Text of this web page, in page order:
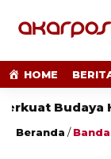
HOME
Hijau
Beranda /